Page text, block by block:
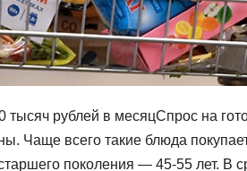
тысяч рублей в месяцСпрос на
Чаще всего такие блюда
поколения — 45-55 лет. В